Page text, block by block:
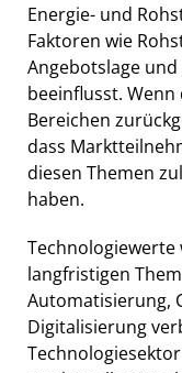
Energie- und
Faktoren wie
Angebotslage
beeinflusst.
Bereichen
dass
diesen Themen
haben.
langfristigen
Automatisierung,
Digitalisierung